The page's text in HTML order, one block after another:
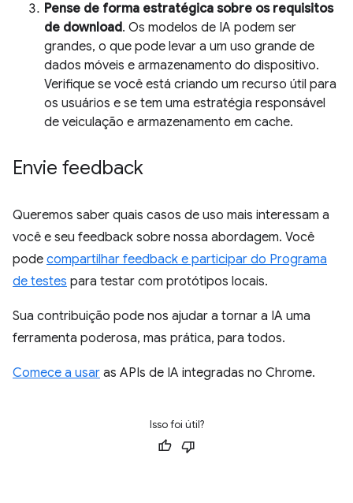
Pense de forma estratégica sobre os requisitos
de download. Os modelos de IA podem ser
grandes, o que pode levar a um uso grande de
dados móveis e armazenamento do dispositivo.
Verifique se você está criando um recurso útil para
os usuários e se tem uma estratégia responsável
de veiculação e armazenamento em cache.
Envie feedback
Queremos saber quais casos de uso mais interessam a
você e seu feedback sobre nossa abordagem. Você
pode compartilhar feedback e participar do Programa
de testes para testar com protótipos locais.
Sua contribuição pode nos ajudar a tornar a IA uma
ferramenta poderosa, mas prática, para todos.
Comece a usar as APIs de IA integradas no Chrome.
Isso foi útil?